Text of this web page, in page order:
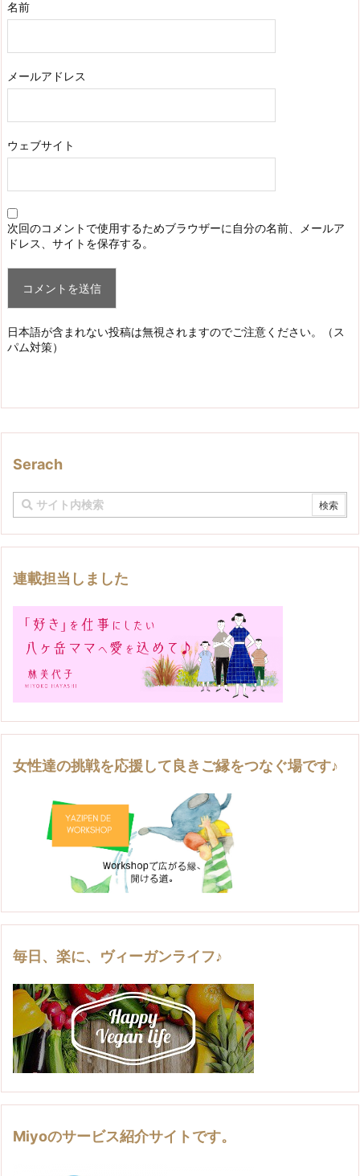
名前
メールアドレス
ウェブサイト
次回のコメントで使用するためブラウザーに自分の名前、メールア
ドレス、サイトを保存する。
日本語が含まれない投稿は無視されますのでご注意ください。（ス
パム対策）
Serach
連載担当しました
女性達の挑戦を応援して良きご縁をつなぐ場です♪
毎日、楽に、ヴィーガンライフ♪
Miyoのサービス紹介サイトです。